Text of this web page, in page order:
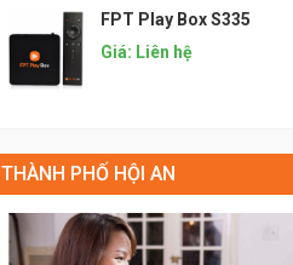
FPT Play Box S335
Giá: Liên hệ
THÀNH PHỐ HỘI AN